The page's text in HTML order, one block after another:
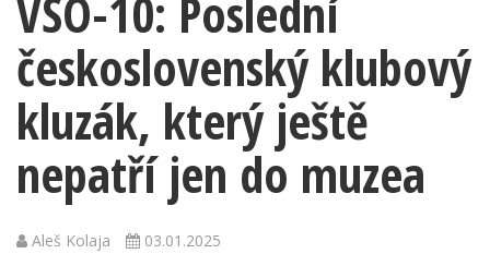
VSO-10: Poslední
československý klubový
kluzák, který ještě
nepatří jen do muzea
Aleš Kolaja 03.01.2025